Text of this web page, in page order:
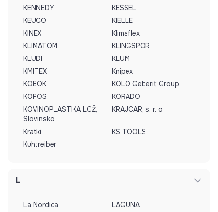
KENNEDY
KESSEL
KEUCO
KIELLE
KINEX
Klimaflex
KLIMATOM
KLINGSPOR
KLUDI
KLUM
KMITEX
Knipex
KOBOK
KOLO Geberit Group
KOPOS
KORADO
KOVINOPLASTIKA LOŽ,
Slovinsko
KRAJCAR, s. r. o.
Kratki
KS TOOLS
Kuhtreiber
L
La Nordica
LAGUNA